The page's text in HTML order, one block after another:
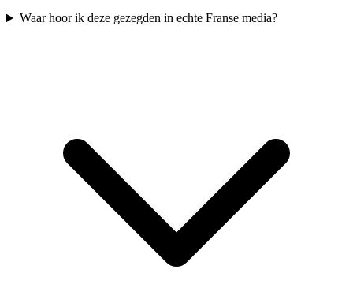
Waar hoor ik deze gezegden in echte Franse media?